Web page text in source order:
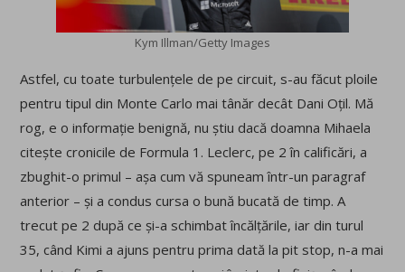
Kym Illman/Getty Images
Astfel, cu toate turbulențele de pe circuit, s-au făcut ploile
pentru tipul din Monte Carlo mai tânăr decât Dani Oțil. Mă
rog, e o informație benignă, nu știu dacă doamna Mihaela
citește cronicile de Formula 1. Leclerc, pe 2 în calificări, a
zbughit-o primul – așa cum vă spuneam într-un paragraf
anterior – și a condus cursa o bună bucată de timp. A
trecut pe 2 după ce și-a schimbat încălțările, iar din turul
35, când Kimi a ajuns pentru prima dată la pit stop, n-a mai